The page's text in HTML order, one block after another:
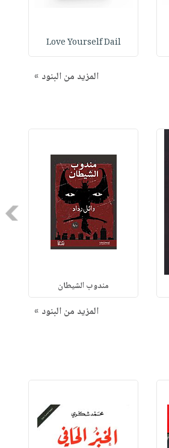
Love Yourself Dail
المزيد من البنود »
مندوب الشيطان
المزيد من البنود »